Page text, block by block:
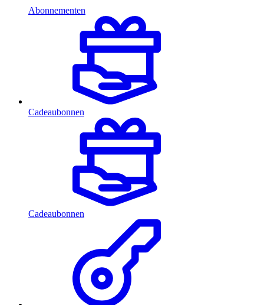
Abonnementen
Cadeaubonnen
Cadeaubonnen